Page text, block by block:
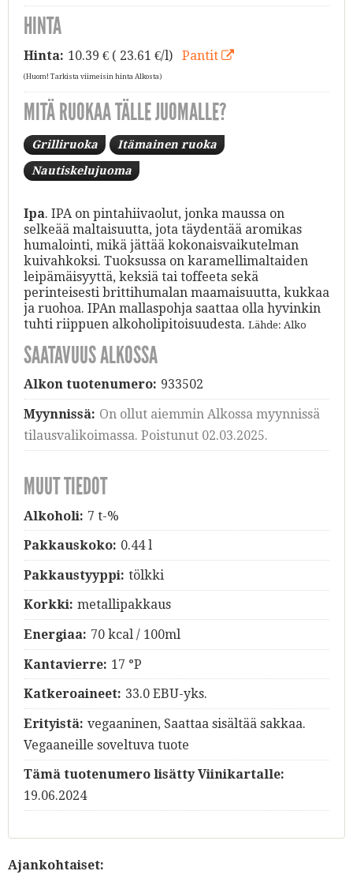
HINTA
Hinta: 10.39 € ( 23.61 €/l) Pantit
(Huom! Tarkista viimeisin hinta Alkosta)
MITÄ RUOKAA TÄLLE JUOMALLE?
Grilliruoka Itämainen ruoka
Nautiskelujuoma
Ipa. IPA on pintahiivaolut, jonka maussa on
selkeää maltaisuutta, jota täydentää aromikas
humalointi, mikä jättää kokonaisvaikutelman
kuivahkoksi. Tuoksussa on karamellimaltaiden
leipämäisyyttä, keksiä tai toffeeta sekä
perinteisesti brittihumalan maamaisuutta, kukkaa
ja ruohoa. IPAn mallaspohja saattaa olla hyvinkin
tuhti riippuen alkoholipitoisuudesta. Lähde: Alko
SAATAVUUS ALKOSSA
Alkon tuotenumero: 933502
Myynnissä: On ollut aiemmin Alkossa myynnissä
tilausvalikoimassa. Poistunut 02.03.2025.
MUUT TIEDOT
Alkoholi: 7 t-%
Pakkauskoko: 0.44 l
Pakkaustyyppi: tölkki
Korkki: metallipakkaus
Energiaa: 70 kcal / 100ml
Kantavierre: 17 °P
Katkeroaineet: 33.0 EBU-yks.
Erityistä: vegaaninen, Saattaa sisältää sakkaa.
Vegaaneille soveltuva tuote
Tämä tuotenumero lisätty Viinikartalle:
19.06.2024
Ajankohtaiset: